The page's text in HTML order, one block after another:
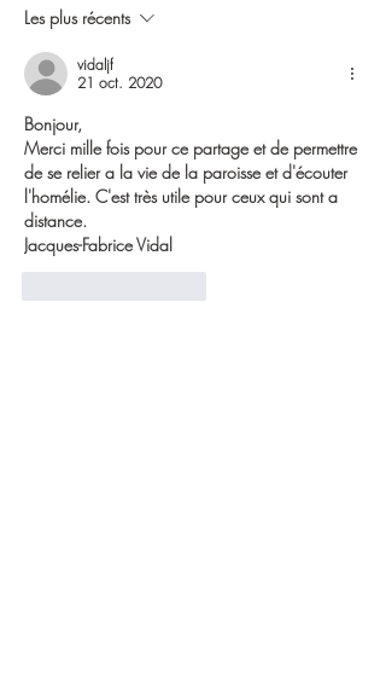
Les plus récents
vidaljf
21 oct. 2020
Bonjour,
Merci mille fois pour ce partage et de permettre
de se relier a la vie de la paroisse et d'écouter
l'homélie. C'est très utile pour ceux qui sont a
distance.
Jacques-Fabrice Vidal